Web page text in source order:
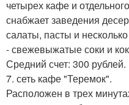
четырех кафе и
снабжает заведения
салаты, пасты и
- свежевыжатые соки и
Средний счет: 300 рублей.
7. сеть кафе "Теремок".
Расположен в трех